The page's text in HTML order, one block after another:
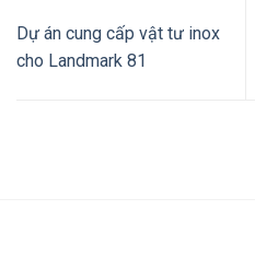
Dự án cung cấp vật tư inox
cho Landmark 81